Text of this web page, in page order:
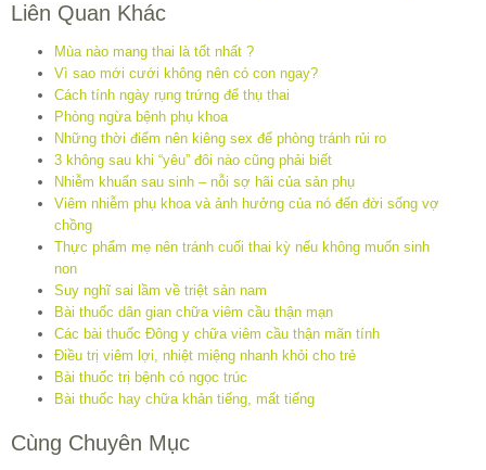
Liên Quan Khác
Mùa nào mang thai là tốt nhất ?
Vì sao mới cưới không nên có con ngay?
Cách tính ngày rụng trứng để thụ thai
Phòng ngừa bệnh phụ khoa
Những thời điểm nên kiêng sex để phòng tránh rủi ro
3 không sau khi “yêu” đôi nào cũng phải biết
Nhiễm khuẩn sau sinh – nỗi sợ hãi của sản phụ
Viêm nhiễm phụ khoa và ảnh hưởng của nó đến đời sống vợ
chồng
Thực phẩm mẹ nên tránh cuối thai kỳ nếu không muốn sinh
non
Suy nghĩ sai lầm về triệt sản nam
Bài thuốc dân gian chữa viêm cầu thận mạn
Các bài thuốc Đông y chữa viêm cầu thận mãn tính
Điều trị viêm lợi, nhiệt miệng nhanh khỏi cho trẻ
Bài thuốc trị bệnh có ngọc trúc
Bài thuốc hay chữa khản tiếng, mất tiếng
Cùng Chuyên Mục